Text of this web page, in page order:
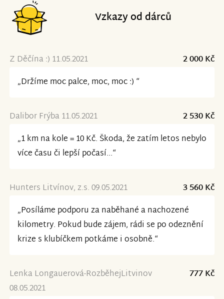
Vzkazy od dárců
Z Děčína :) 11.05.2021
2 000 Kč
„Držíme moc palce, moc, moc :) “
Dalibor Frýba 11.05.2021
2 530 Kč
„1 km na kole = 10 Kč. Škoda, že zatím letos nebylo
více času či lepší počasí...“
Hunters Litvínov, z.s. 09.05.2021
3 560 Kč
„Posíláme podporu za naběhané a nachozené
kilometry. Pokud bude zájem, rádi se po odeznění
krize s klubíčkem potkáme i osobně.“
Lenka Longauerová-RozběhejLitvinov
08.05.2021
777 Kč